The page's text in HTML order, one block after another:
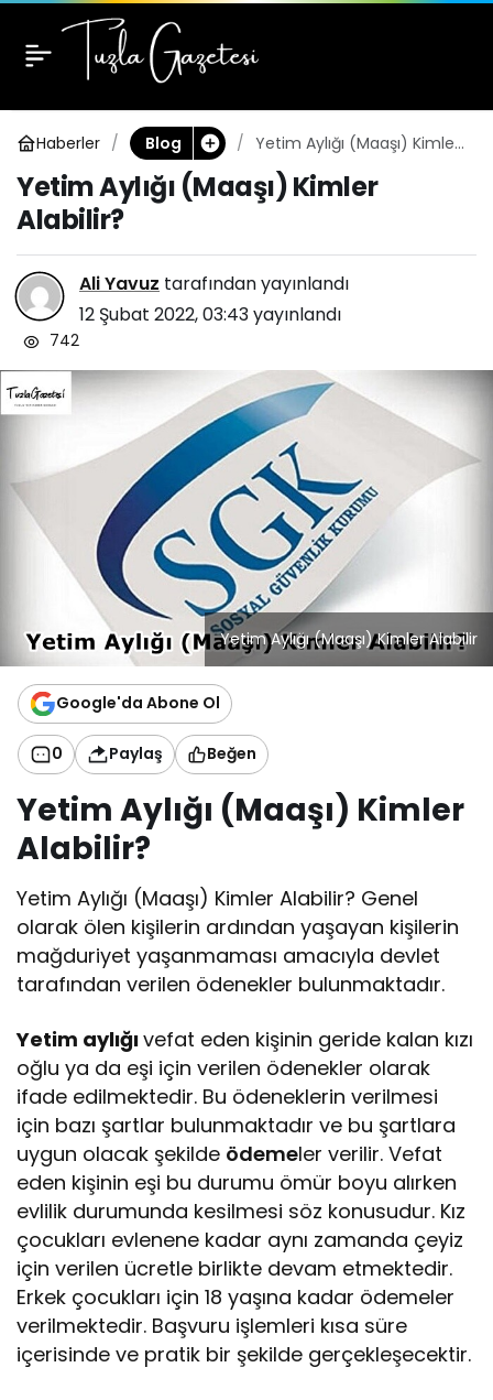
Haberler Blog
Yetim Aylığı (Maaşı) Kimler
Alabilir?
Yetim Aylığı (Maaşı) Kimler
Alabilir?
Ali Yavuz tarafından yayınlandı
12 Şubat 2022, 03:43yayınlandı
742
Yetim Aylığı (Maaşı) Kimler Alabilir
Google'da Abone Ol
0 Paylaş Beğen
Yetim Aylığı (Maaşı) Kimler
Alabilir?
Yetim Aylığı (Maaşı) Kimler Alabilir? Genel
olarak ölen kişilerin ardından yaşayan kişilerin
mağduriyet yaşanmaması amacıyla devlet
tarafından verilen ödenekler bulunmaktadır.
Yetim aylığıvefat eden kişinin geride kalan kızı
oğlu ya da eşi için verilen ödenekler olarak
ifade edilmektedir. Bu ödeneklerin verilmesi
için bazı şartlar bulunmaktadır ve bu şartlara
uygun olacak şekilde ödemeler verilir. Vefat
eden kişinin eşi bu durumu ömür boyu alırken
evlilik durumunda kesilmesi söz konusudur. Kız
çocukları evlenene kadar aynı zamanda çeyiz
için verilen ücretle birlikte devam etmektedir.
Erkek çocukları için 18 yaşına kadar ödemeler
verilmektedir. Başvuru işlemleri kısa süre
içerisinde ve pratik bir şekilde gerçekleşecektir.
Yetim Aylığı
(Maaşı) Kimler Alabilir?